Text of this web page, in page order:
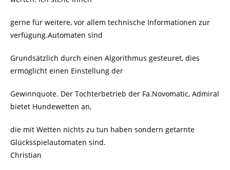
gerne für weitere, vor allem technische Informationen zur
verfügung.Automaten sind
Grundsätzlich durch einen Algorithmus gesteuret, dies
ermöglicht einen Einstellung der
Gewinnquote. Der Tochterbetrieb der Fa.Novomatic, Admiral
bietet Hundewetten an,
die mit Wetten nichts zu tun haben sondern getarnte
Glücksspielautomaten sind.
Christian